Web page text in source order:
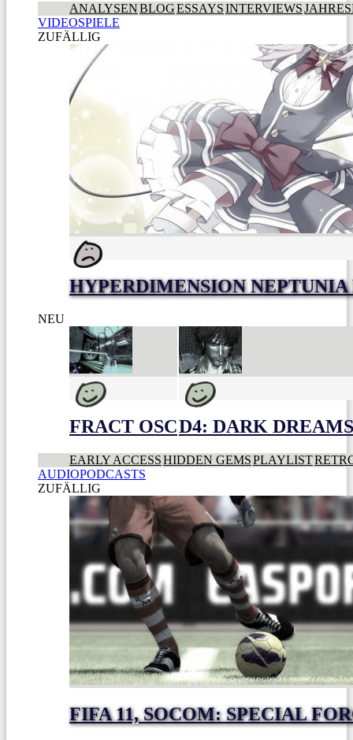
ANALYSENBLOGESSAYSINTERVIEWS
VIDEOSPIELE
ZUFÄLLIG
HYPERDIMENSION NEPTUNIA
NEU
FRACT OSCD4: DARK
EARLY ACCESSHIDDEN GEMSPLAYLIST
AUDIOPODCASTS
ZUFÄLLIG
FIFA 11, SOCOM: SPECIAL